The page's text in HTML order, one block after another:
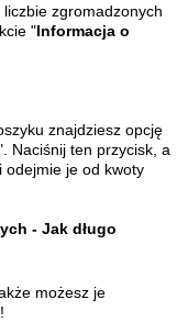
liczbie zgromadzonych
"Informacja o
znajdziesz opcję
Naciśnij ten przycisk, a
odejmie je od kwoty
- Jak długo
możesz je